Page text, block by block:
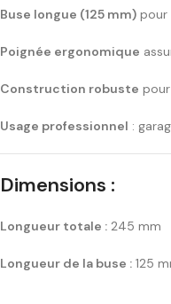
Buse longue (125 mm) pour
Poignée ergonomique
Construction robuste
Usage professionnel :
Dimensions :
Longueur totale : 245 mm
Longueur de la buse : 125